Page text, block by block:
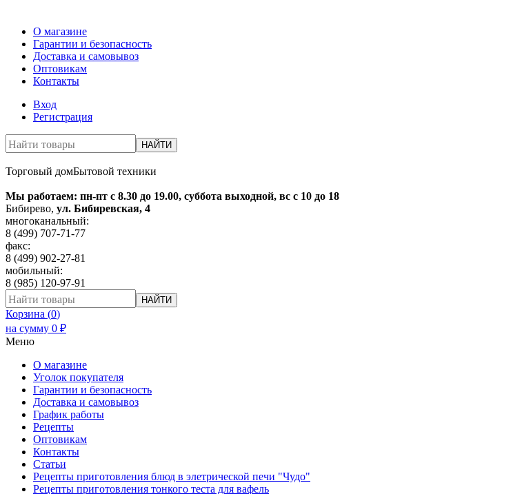
О магазине
Гарантии и безопасность
Доставка и самовывоз
Оптовикам
Контакты
Вход
Регистрация
НАЙТИ
Торговый домБытовой техники
Мы работаем: пн-пт с 8.30 до 19.00, суббота выходной, вс с 10 до 18
Бибирево, ул. Бибиревская, 4
многоканальный:
8 (499) 707-71-77
факс:
8 (499) 902-27-81
мобильный:
8 (985) 120-97-91
НАЙТИ
Корзина (0)
на сумму 0 ₽
Меню
О магазине
Уголок покупателя
Гарантии и безопасность
Доставка и самовывоз
График работы
Рецепты
Оптовикам
Контакты
Статьи
Рецепты приготовления блюд в элетрической печи "Чудо"
Рецепты приготовления тонкого теста для вафель